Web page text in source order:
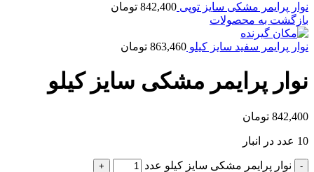
نوار پرایمر مشکی سایز توپی 842,400 تومان
بازگشت به محصولات
نوار پرایمر سفید سایز کیلو 863,460 تومان
نوار پرایمر مشکی سایز کیلو
842,400 تومان
10 عدد در انبار
نوار پرایمر مشکی سایز کیلو عدد